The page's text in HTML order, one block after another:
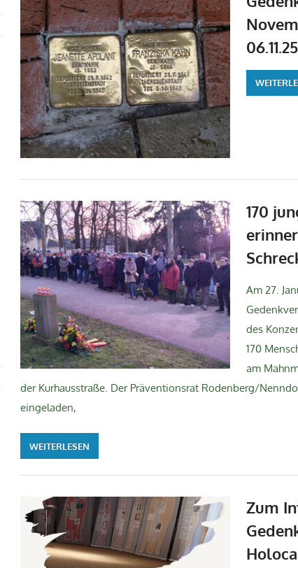
06.11.25
170
Am 27.
des
170
am
der Kurhausstraße. Der Präventionsrat Rodenberg/
eingeladen,
WEITERLESEN
Zum